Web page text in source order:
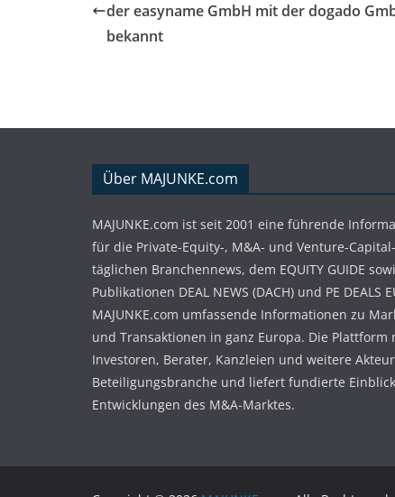
der easyname GmbH mit der dogado
bekannt
Über MAJUNKE.com
MAJUNKE.com ist seit 2001 eine führende
für die Private-Equity-, M&A- und Venture-
täglichen Branchennews, dem EQUITY GUIDE
Publikationen DEAL NEWS (DACH) und PE DEALS
MAJUNKE.com umfassende Informationen zu
und Transaktionen in ganz Europa. Die Plattform
Investoren, Berater, Kanzleien und weitere
Beteiligungsbranche und liefert fundierte
Entwicklungen des M&A-Marktes.